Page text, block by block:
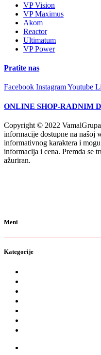
VP Vision
VP Maximus
Akom
Reactor
Ultimatum
VP Power
Pratite nas
Facebook InstagramYoutube
ONLINE SHOP-RADNIM
Copyright © 2022
informacije dostupne na našoj
informativnog karaktera i
informacija i cena. Premda se
ažuriran.
Meni
Kategorije